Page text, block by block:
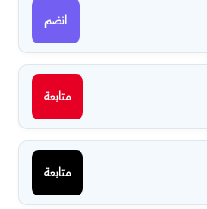
انضم
متابعة
متابعة